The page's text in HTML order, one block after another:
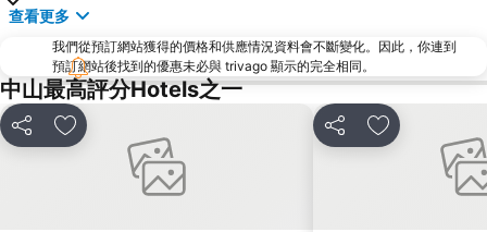
金灣區
議事廳前地
珠海景山公園
澳門國際機場
金蓮花廣場
Zhuhai xiangzhou coach station
Chimelong International Ocean Tourist Resort
Tung Chung Metro Station
查看更多
我們從預訂網站獲得的價格和供應情況資料會不斷變化。因此，你連到
預訂網站後找到的優惠未必與 trivago 顯示的完全相同。
中山最高評分Hotels之一
分享 放到收藏夾 分享 放到收藏夾